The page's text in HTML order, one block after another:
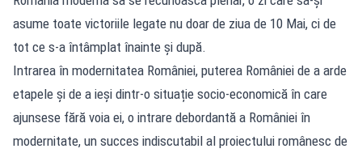
asume toate victoriile legate nu doar de ziua de 10 Mai, ci de
tot ce s-a întâmplat înainte și după.
Intrarea în modernitatea României, puterea României de a arde
etapele și de a ieși dintr-o situație socio-economică în care
ajunsese fără voia ei, o intrare debordantă a României în
modernitate, un succes indiscutabil al proiectului românesc de